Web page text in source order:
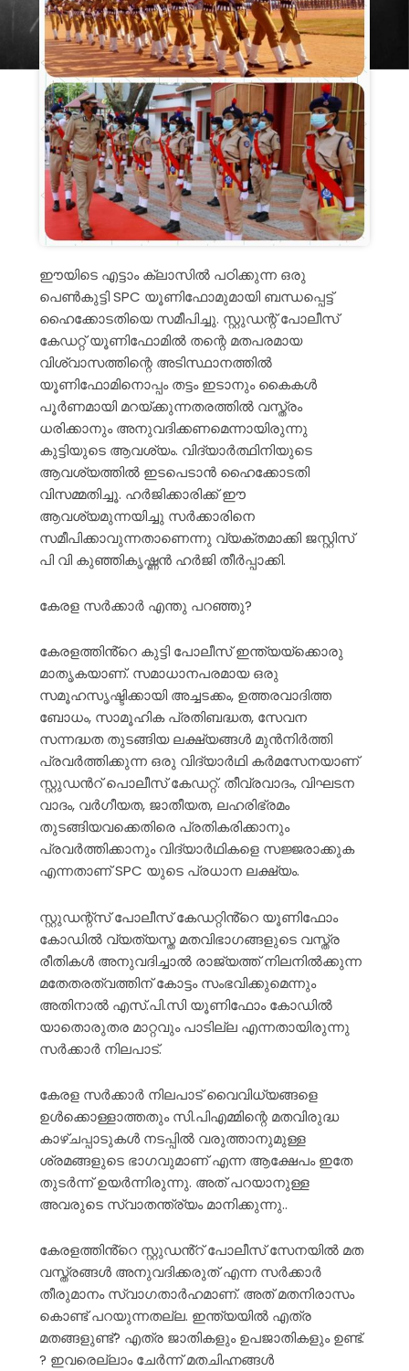
ഈയിടെ എട്ടാം ക്ലാസിൽ പഠിക്കുന്ന ഒരു
പെൺകുട്ടി SPC യൂണിഫോമുമായി ബന്ധപ്പെട്ട്
ഹൈക്കോടതിയെ സമീപിച്ചു. സ്റ്റുഡന്റ് പോലീസ്
കേഡറ്റ് യൂണിഫോമിൽ തന്റെ മതപരമായ
വിശ്വാസത്തിന്റെ അടിസ്ഥാനത്തിൽ
യൂണിഫോമിനൊപ്പം തട്ടം ഇടാനും കൈകൾ
പൂർണമായി മറയ്ക്കുന്നതരത്തിൽ വസ്ത്രം
ധരിക്കാനും അനുവദിക്കണമെന്നായിരുന്നു
കുട്ടിയുടെ ആവശ്യം. വിദ്യാർത്ഥിനിയുടെ
ആവശ്യത്തിൽ ഇടപെടാൻ ഹൈക്കോടതി
വിസമ്മതിച്ചൂ. ഹർജിക്കാരിക്ക് ഈ
ആവശ്യമുന്നയിച്ചു സർക്കാരിനെ
സമീപിക്കാവുന്നതാണെന്നു വ്യക്തമാക്കി ജസ്റ്റിസ്
പി വി കുഞ്ഞികൃഷ്ണൻ ഹർജി തീർപ്പാക്കി.
കേരള സർക്കാർ എന്തു പറഞ്ഞു?
കേരളത്തിൻ്റെ കുട്ടി പോലീസ് ഇന്ത്യയ്ക്കൊരു
മാതൃകയാണ്. സമാധാനപരമായ ഒരു
സമൂഹസൃഷ്ടിക്കായി അച്ചടക്കം, ഉത്തരവാദിത്ത
ബോധം, സാമൂഹിക പ്രതിബദ്ധത, സേവന
സന്നദ്ധത തുടങ്ങിയ ലക്ഷ്യങ്ങള്‍ മുന്‍നിര്‍ത്തി
പ്രവര്‍ത്തിക്കുന്ന ഒരു വിദ്യാര്‍ഥി കര്‍മസേനയാണ്
സ്റ്റുഡന്‍റ് പൊലീസ് കേഡറ്റ്. തീവ്രവാദം, വിഘടന
വാദം, വര്‍ഗീയത, ജാതീയത, ലഹരിഭ്രമം
തുടങ്ങിയവക്കെതിരെ പ്രതികരിക്കാനും
പ്രവര്‍ത്തിക്കാനും വിദ്യാര്‍ഥികളെ സജ്ജരാക്കുക
എന്നതാണ് SPC യുടെ പ്രധാന ലക്ഷ്യം.
സ്റ്റുഡന്റ്സ് പോലീസ് കേഡറ്റിൻ്റെ യൂണിഫോം
കോഡിൽ വ്യത്യസ്ത മതവിഭാഗങ്ങളുടെ വസ്ത്ര
രീതികൾ അനുവദിച്ചാൽ രാജ്യത്ത് നിലനിൽക്കുന്ന
മതേതരത്വത്തിന് കോട്ടം സംഭവിക്കുമെന്നും
അതിനാൽ എസ്.പി.സി യൂണിഫോം കോഡിൽ
യാതൊരുതര മാറ്റവും പാടില്ല എന്നതായിരുന്നു
സർക്കാർ നിലപാട്.
കേരള സർക്കാർ നിലപാട് വൈവിധ്യങ്ങളെ
ഉൾക്കൊള്ളാത്തതും സി.പിഎമ്മിന്റെ മതവിരുദ്ധ
കാഴ്ചപ്പാടുകൾ നടപ്പിൽ വരുത്താനുമുള്ള
ശ്രമങ്ങളുടെ ഭാഗവുമാണ് എന്ന ആക്ഷേപം ഇതേ
തുടർന്ന് ഉയർന്നിരുന്നു. അത് പറയാനുള്ള
അവരുടെ സ്വാതന്ത്ര്യം മാനിക്കുന്നു..
കേരളത്തിൻ്റെ സ്റ്റുഡൻ്റ് പോലീസ് സേനയിൽ മത
വസ്ത്രങ്ങൾ അനുവദിക്കരുത് എന്ന സർക്കാർ
തീരുമാനം സ്വാഗതാർഹമാണ്. അത് മതനിരാസം
കൊണ്ട് പറയുന്നതല്ല. ഇന്ത്യയിൽ എത്ര
മതങ്ങളുണ്ട്? എത്ര ജാതികളും ഉപജാതികളും ഉണ്ട്.
? ഇവരെല്ലാം ചേർന്ന് മതചിഹ്നങ്ങൾ